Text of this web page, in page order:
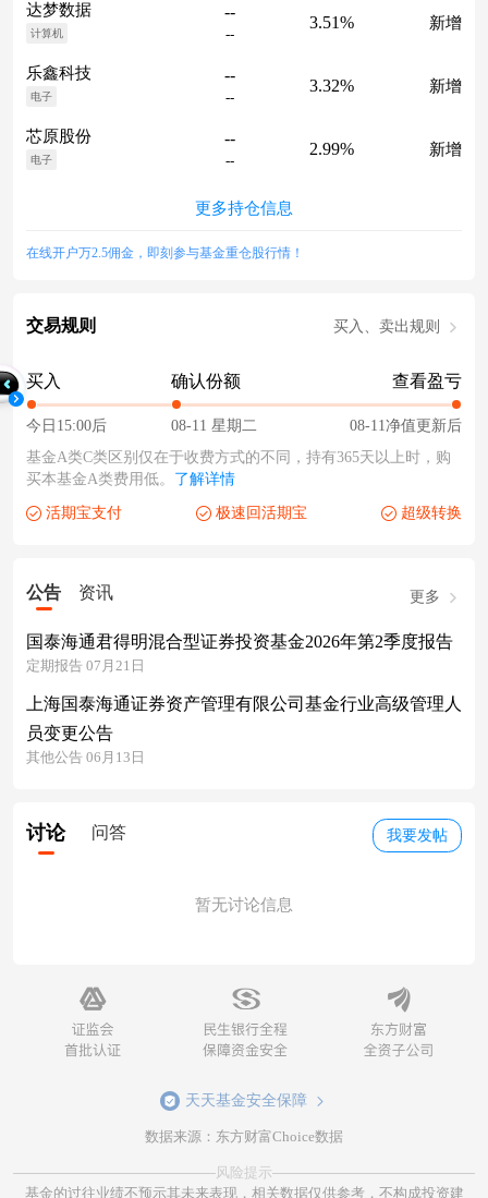
达梦数据
计算机
--
--
3.51% 新增
乐鑫科技
电子
--
--
3.32% 新增
芯原股份
电子
--
--
2.99% 新增
更多持仓信息
在线开户万2.5佣金，即刻参与基金重仓股行情！
交易规则 买入、卖出规则
买入
今日15:00后
确认份额
08-11 星期二
查看盈亏
08-11净值更新后
基金A类C类区别仅在于收费方式的不同，持有365天以上时，购
买本基金A类费用低。 了解详情
活期宝支付 极速回活期宝 超级转换
公告 资讯 更多
国泰海通君得明混合型证券投资基金2026年第2季度报告
定期报告 07月21日
上海国泰海通证券资产管理有限公司基金行业高级管理人
员变更公告
其他公告 06月13日
我要发帖
讨论 问答
暂无讨论信息
天天基金安全保障
数据来源：东方财富Choice数据
风险提示
基金的过往业绩不预示其未来表现，相关数据仅供参考，不构成投资建